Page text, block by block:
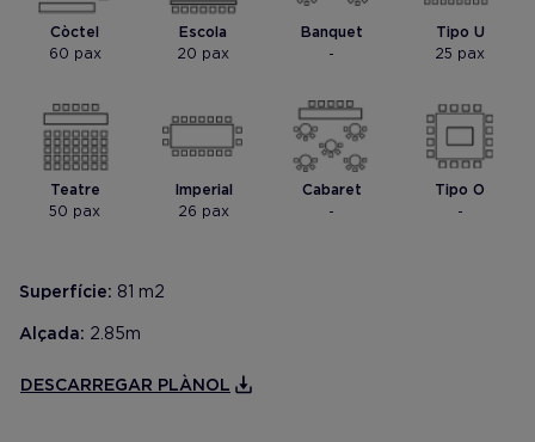
Còctel
60 pax
Teatre
50 pax
Escola
20 pax
Imperial
26 pax
Banquet
-
Cabaret
-
Tipo U
25 pax
Tipo O
-
Superfície: 81 m2
Alçada: 2.85m
DESCARREGAR PLÀNOL